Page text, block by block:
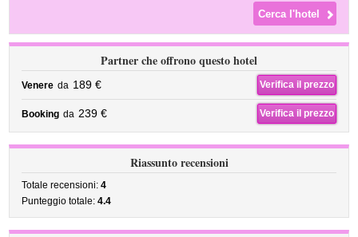
Partner che offrono questo hotel
Venere da 189 € Verifica il prezzo
Booking da 239 € Verifica il prezzo
Riassunto recensioni
Totale recensioni:4
Punteggio totale:4.4